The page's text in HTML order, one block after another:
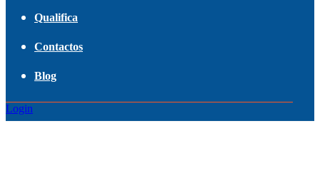
Qualifica
Contactos
Blog
Login